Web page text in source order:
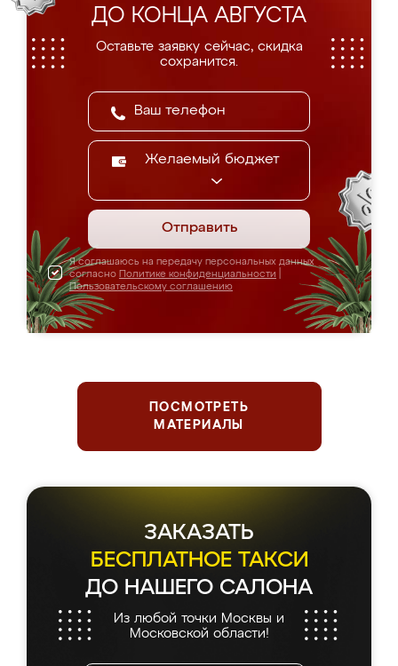
ДО КОНЦА АВГУСТА
Оставьте заявку сейчас, скидка
сохранится.
Желаемый бюджет
Отправить
Я соглашаюсь на передачу персональных данных
согласно Политике конфиденциальности
Пользовательскому соглашению
ПОСМОТРЕТЬ
МАТЕРИАЛЫ
ЗАКАЗАТЬ
БЕСПЛАТНОЕ ТАКСИ
ДО НАШЕГО САЛОНА
Из любой точки Москвы и
Московской области!